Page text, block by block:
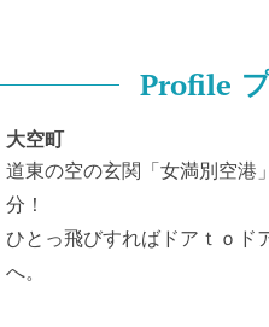
Profile
大空町
道東の空の玄関「女満別空港
分！
ひとっ飛びすればドアｔｏド
へ。